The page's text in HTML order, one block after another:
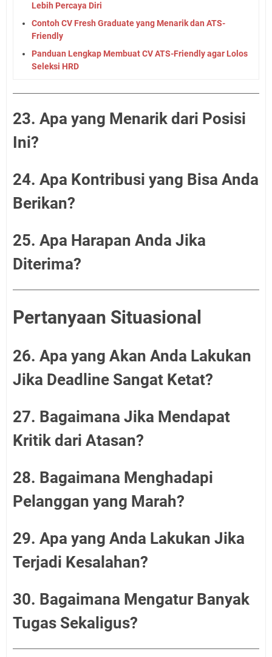
Lebih Percaya Diri
Contoh CV Fresh Graduate yang Menarik dan ATS-
Friendly
Panduan Lengkap Membuat CV ATS-Friendly agar Lolos
Seleksi HRD
23. Apa yang Menarik dari Posisi
Ini?
24. Apa Kontribusi yang Bisa Anda
Berikan?
25. Apa Harapan Anda Jika
Diterima?
Pertanyaan Situasional
26. Apa yang Akan Anda Lakukan
Jika Deadline Sangat Ketat?
27. Bagaimana Jika Mendapat
Kritik dari Atasan?
28. Bagaimana Menghadapi
Pelanggan yang Marah?
29. Apa yang Anda Lakukan Jika
Terjadi Kesalahan?
30. Bagaimana Mengatur Banyak
Tugas Sekaligus?